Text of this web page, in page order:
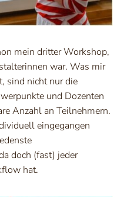
mein dritter Workshop,
war. Was mir
sind nicht nur die
und Dozenten
Anzahl an Teilnehmern.
eingegangen
doch (fast) jeder
hat.